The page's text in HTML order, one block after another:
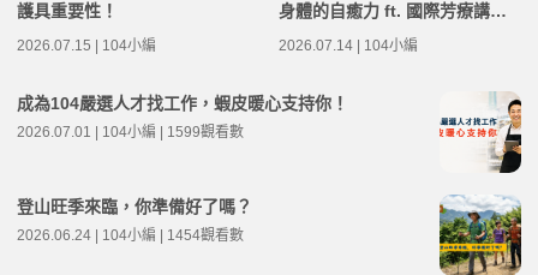
護具重要性！
2026.07.15 | 104小編
身體的自癒力 ft. 國際芳療講師
米露 | 高年級不打烊 x 用 AI 點
2026.07.14 | 104小編
成為104嚴選人才找工作，蝦皮暖心支持你！
2026.07.01 | 104小編 | 1599觀看數
登山旺季來臨，你準備好了嗎？
2026.06.24 | 104小編 | 1454觀看數